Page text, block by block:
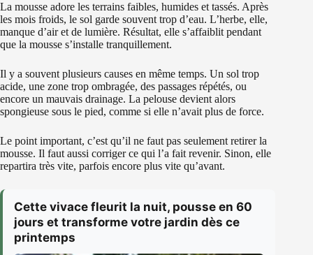
La mousse adore les terrains faibles, humides et tassés. Après
les mois froids, le sol garde souvent trop d’eau. L’herbe, elle,
manque d’air et de lumière. Résultat, elle s’affaiblit pendant
que la mousse s’installe tranquillement.
Il y a souvent plusieurs causes en même temps. Un sol trop
acide, une zone trop ombragée, des passages répétés, ou
encore un mauvais drainage. La pelouse devient alors
spongieuse sous le pied, comme si elle n’avait plus de force.
Le point important, c’est qu’il ne faut pas seulement retirer la
mousse. Il faut aussi corriger ce qui l’a fait revenir. Sinon, elle
repartira très vite, parfois encore plus vite qu’avant.
Cette vivace fleurit la nuit, pousse en 60
jours et transforme votre jardin dès ce
printemps